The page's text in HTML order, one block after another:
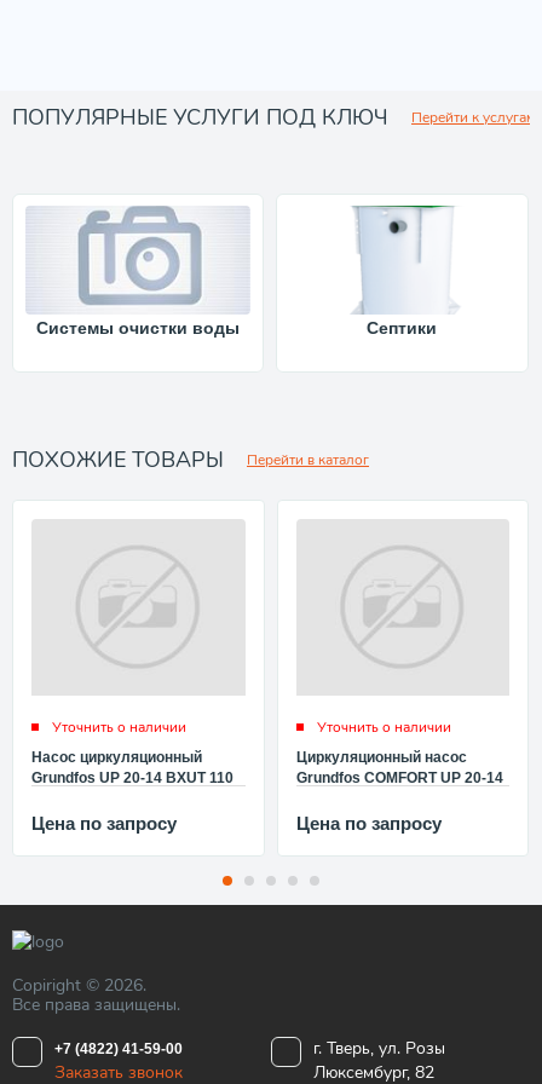
ПОПУЛЯРНЫЕ УСЛУГИ ПОД КЛЮЧ Перейти к услугам
Системы очистки воды Септики
ПОХОЖИЕ ТОВАРЫ Перейти в каталог
Уточнить о наличии
Насос циркуляционный
Grundfos UP 20-14 BXUT 110
Цена по запросу
Уточнить о наличии
Циркуляционный насос
Grundfos COMFORT UP 20-14
Цена по запросу
Copiright © 2026.
Все права защищены.
+7 (4822) 41-59-00
Заказать звонок
г. Тверь, ул. Розы
Люксембург, 82